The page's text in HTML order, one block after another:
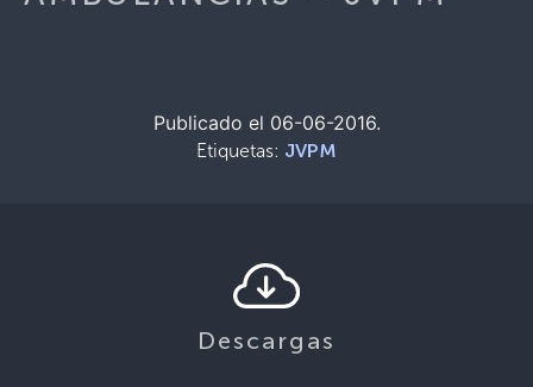
Publicado el 06-06-2016.
Etiquetas: JVPM
Descargas